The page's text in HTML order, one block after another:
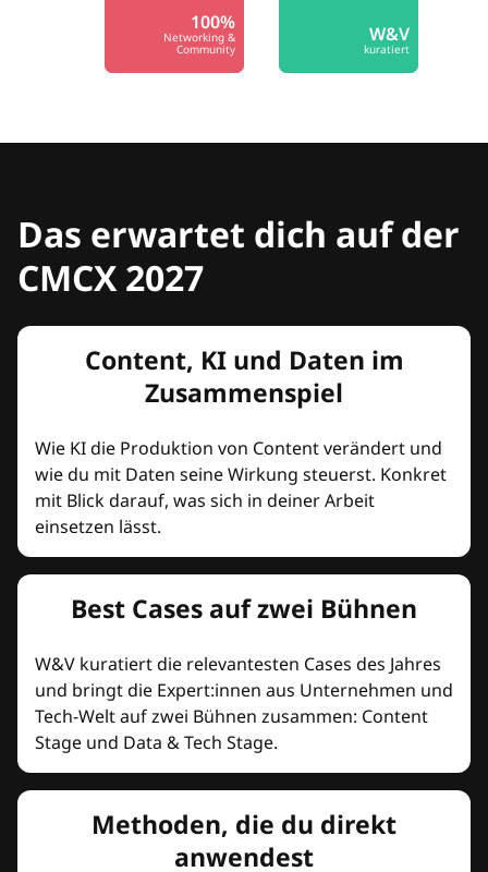
100%
Networking &
Community
W&V
kuratiert
Das erwartet dich auf der
CMCX 2027
Content, KI und Daten im
Zusammenspiel
Wie KI die Produktion von Content verändert und
wie du mit Daten seine Wirkung steuerst. Konkret
mit Blick darauf, was sich in deiner Arbeit
einsetzen lässt.
Best Cases auf zwei Bühnen
W&V kuratiert die relevantesten Cases des Jahres
und bringt die Expert:innen aus Unternehmen und
Tech-Welt auf zwei Bühnen zusammen: Content
Stage und Data & Tech Stage.
Methoden, die du direkt
anwendest